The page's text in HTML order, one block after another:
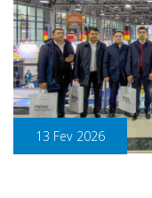
13 Fev 2026